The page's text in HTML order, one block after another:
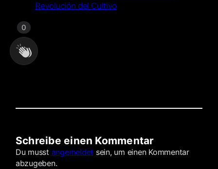
Revolución del Cultivo
0
Kommentare
Schreibe einen Kommentar
Du musst angemeldet sein, um einen Kommentar
abzugeben.